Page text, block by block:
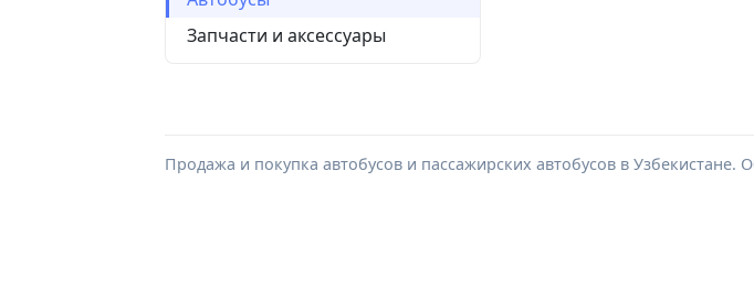
Запчасти и аксессуары
Продажа и покупка автобусов и пассажирских автобусов в Узбекистане.